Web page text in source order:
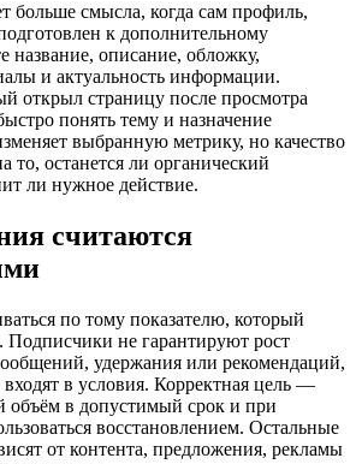
больше смысла, когда сам профиль,
к дополнительному
название, описание, обложку,
и актуальность информации.
открыл страницу после просмотра
понять тему и назначение
выбранную метрику, но качество
то, останется ли органический
ли нужное действие.
считаются
по тому показателю, который
Подписчики не гарантируют рост
удержания или рекомендаций,
входят в условия. Корректная цель —
объём в допустимый срок и при
восстановлением. Остальные
от контента, предложения, рекламы